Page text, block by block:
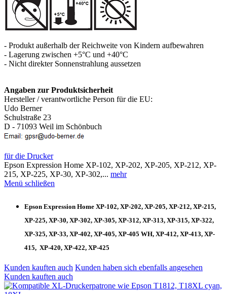
- Produkt außerhalb der Reichweite von Kindern aufbewahren
- Lagerung zwischen +5°C und +40°C
- Nicht direkter Sonnenstrahlung aussetzen
Angaben zur Produktsicherheit
Hersteller / verantwortliche Person für die EU:
Udo Berner
Schulstraße 23
D - 71093 Weil im Schönbuch
für die Drucker
Epson Expression Home XP-102, XP-202, XP-205, XP-212, XP-
215, XP-225, XP-30, XP-302,... mehr
Menü schließen
Epson Expression Home XP-102, XP-202, XP-205, XP-212, XP-215,
XP-225, XP-30, XP-302, XP-305, XP-312, XP-313, XP-315, XP-322,
XP-325, XP-33, XP-402, XP-405, XP-405 WH, XP-412, XP-413, XP-
415, XP-420, XP-422, XP-425
Kunden kauften auch Kunden haben sich ebenfalls angesehen
Kunden kauften auch